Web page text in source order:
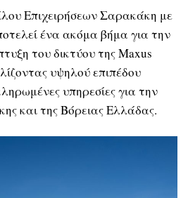
Επιχειρήσεων Σαρακάκη με
ένα ακόμα βήμα για την
του δικτύου της Maxus
υψηλού επιπέδου
υπηρεσίες για την
και της Βόρειας Ελλάδας.